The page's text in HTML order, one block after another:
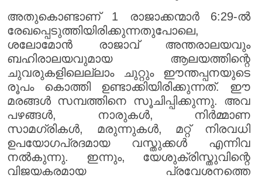
അതുകൊണ്ടാണ് 1 രാജാക്കന്മാർ 6:29-ൽ
രേഖപ്പെടുത്തിയിരിക്കുന്നതുപോലെ,
ശലോമോൻ രാജാവ് അന്തരാലയവും
ബഹിരാലയവുമായ ആലയത്തിന്റെ
ചുവരുകളിലെല്ലാം ചുറ്റും ഈന്തപ്പനയുടെ
രൂപം കൊത്തി ഉണ്ടാക്കിയിരിക്കുന്നത്. ഈ
മരങ്ങൾ സമ്പത്തിനെ സൂചിപ്പിക്കുന്നു. അവ
പഴങ്ങൾ, നാരുകൾ, നിർമ്മാണ
സാമഗ്രികൾ, മരുന്നുകൾ, മറ്റ് നിരവധി
ഉപയോഗപ്രദമായ വസ്തുക്കൾ എന്നിവ
നൽകുന്നു. ഇന്നും, യേശുക്രിസ്തുവിന്റെ
വിജയകരമായ പ്രവേശനത്തെ